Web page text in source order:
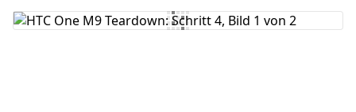
Kommentar hinzufügen